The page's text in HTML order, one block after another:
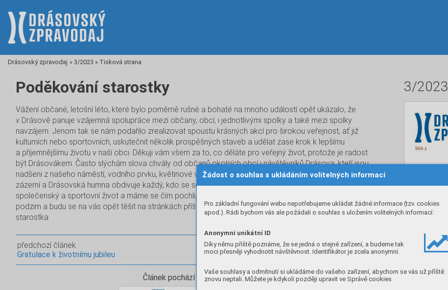
Žádost o souhlas s ukládáním volitelných informací
Pro základní fungování webu nepotřebujeme ukládat žádné informace (tzv. cookies
apod.). Rádi bychom vás ale požádali o souhlas s uložením volitelných informací:
Anonymní unikátní ID
Díky němu příště poznáme, že se jedná o stejné zařízení, a budeme tak
moci přesněji vyhodnotit návštěvnost. Identifikátor je zcela anonymní.
Vaše souhlasy a odmítnutí si ukládáme do vašeho zařízení, abychom se vás už příště
znovu neptali. Můžete je kdykoli později upravit ve Správě cookies
Drásovský zpravodaj » 3/2023 » Tisková strana
Poděkování starostky
Vážení občané, letošní léto, které bylo poměrně rušné a bohaté na mnoho událostí opět ukázalo, že
v Drásově panuje vzájemná spolupráce mezi občany, obcí, i jednotlivými spolky a také mezi spolky
navzájem. Jenom tak se nám podařilo zrealizovat spoustu krásných akcí pro širokou veřejnost, ať již
kulturních nebo sportovních, uskutečnit několik prospěšných staveb a udělat zase krok k lepšímu
a příjemnějšímu životu v naší obci. Děkuji vám všem za to, co děláte pro veřejný život, protože je radost
být Drásovákem. Často slýchám slova chvály od občanů okolních obcí i návštěvníků Drásova, kteří jsou
nadšeni z našeho náměstí, vodního prvku, květinové výzdoby, úpravy záhonů, líbí se Drásovka, sportovní
zázemí a Drásovská humna obdivuje každý, kdo se sem dostaví. To, že to tu máme krásné, máme bohatý
společenský a sportovní život a máme se čím pochlubit, je zásluha vás všech. Přeji vám všem krásný
podzim a budu se na vás opět těšit na stránkách příštího – vánočního zpravodaje. Mgr. Martina Bočková,
starostka
předchozí článek
Gratulace k životnímu jubileu
následující článek
Rekonstrukce ulice Školní
Článek pochází z vydání 3/2023
3/2023